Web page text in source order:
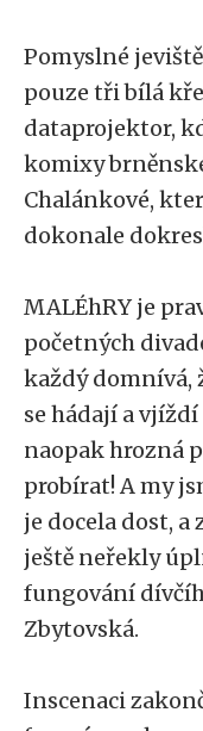
Pomyslné
pouze tři bílá
dataprojektor,
komixy
Chalánkové,
dokonale
MALÉhRY je
početných
každý domnívá,
se hádají a vjíždí
naopak hrozná
probírat! A my
je docela dost, a
ještě neřekly
fungování
Zbytovská.
Inscenaci